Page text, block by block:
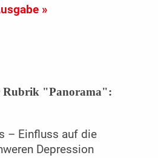
»
Rubrik "Panorama":
– Einfluss auf die
Depression